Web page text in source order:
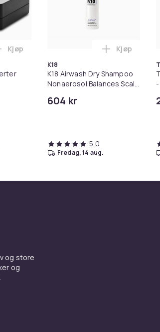
1080p i handlekurven
Legg RCA til HDMI Converter 1080p -
Kjøp
K18
K18 Airwash Dry Shampoo
Nonaerosol Balances Scalp
604 kr
Legg K18
Kjøp
5,0
fredag, 14 aug.
-
og store
og